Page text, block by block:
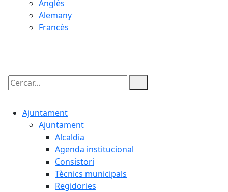
Anglès
Alemany
Francès
Cercar:
Ajuntament
Ajuntament
Alcaldia
Agenda institucional
Consistori
Tècnics municipals
Regidories